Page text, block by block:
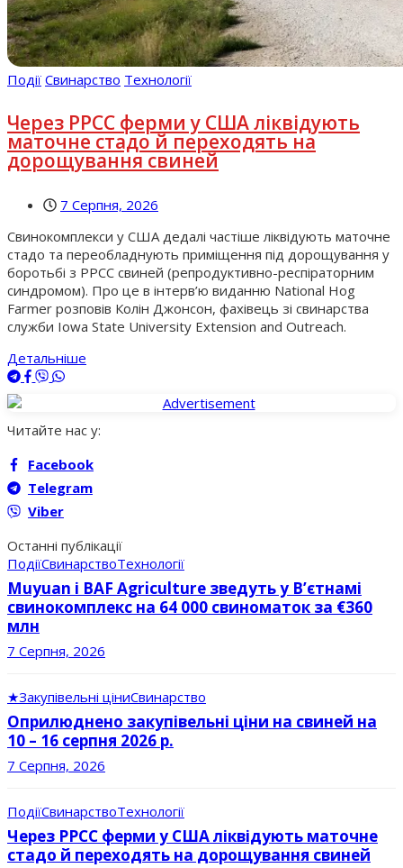
Події Свинарство Технології
Через РРСС ферми у США ліквідують
маточне стадо й переходять на
дорощування свиней
7 Серпня, 2026
Свинокомплекси у США дедалі частіше ліквідують маточне
стадо та переобладнують приміщення під дорощування у
боротьбі з РРСС свиней (репродуктивно-респіраторним
синдромом). Про це в інтерв’ю виданню National Hog
Farmer розповів Колін Джонсон, фахівець зі свинарства
служби Iowa State University Extension and Outreach.
Детальніше
Читайте нас у:
Facebook
Telegram
Viber
Останні публікації
ПодіїСвинарствоТехнології
Muyuan і BAF Agriculture зведуть у В’єтнамі
свинокомплекс на 64 000 свиноматок за €360
млн
7 Серпня, 2026
★Закупівельні ціниСвинарство
Оприлюднено закупівельні ціни на свиней на
10 – 16 серпня 2026 р.
7 Серпня, 2026
ПодіїСвинарствоТехнології
Через РРСС ферми у США ліквідують маточне
стадо й переходять на дорощування свиней